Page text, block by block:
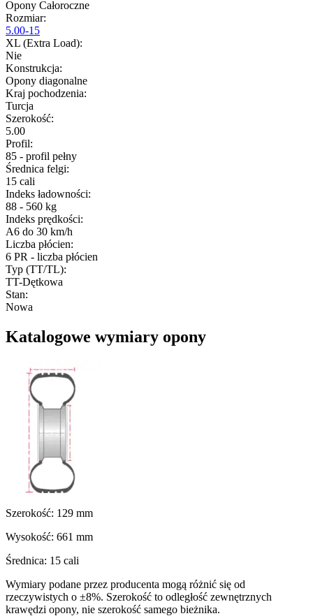
Opony Całoroczne
Rozmiar:
5.00-15
XL (Extra Load):
Nie
Konstrukcja:
Opony diagonalne
Kraj pochodzenia:
Turcja
Szerokość:
5.00
Profil:
85 - profil pełny
Średnica felgi:
15 cali
Indeks ładowności:
88 - 560 kg
Indeks prędkości:
A6 do 30 km/h
Liczba płócien:
6 PR - liczba płócien
Typ (TT/TL):
TT-Dętkowa
Stan:
Nowa
Katalogowe wymiary opony
Szerokość: 129 mm
Wysokość: 661 mm
Średnica: 15 cali
Wymiary podane przez producenta mogą różnić się od
rzeczywistych o ±8%. Szerokość to odległość zewnętrznych
krawędzi opony, nie szerokość samego bieżnika.